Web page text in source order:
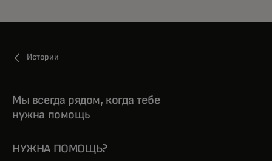
Истории
Мы всегда рядом, когда тебе
нужна помощь
НУЖНА ПОМОЩЬ?